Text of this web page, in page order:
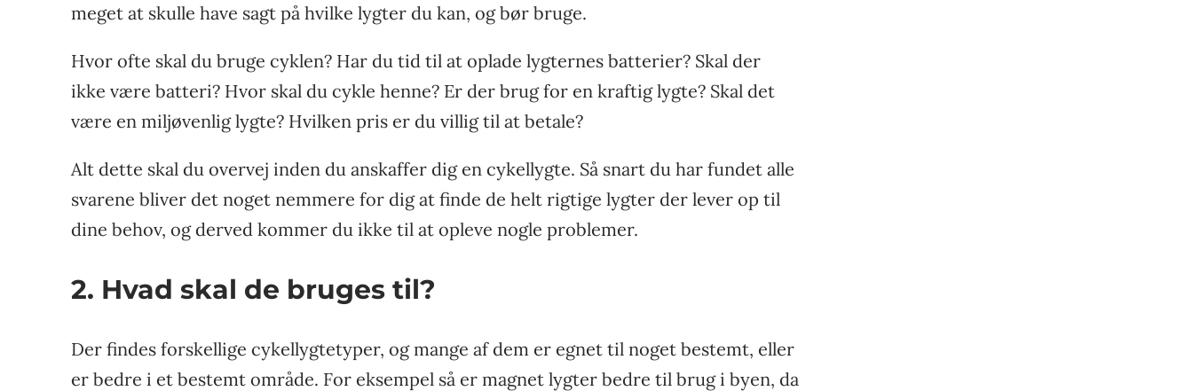
meget at skulle have sagt på hvilke lygter du kan, og bør bruge.
Hvor ofte skal du bruge cyklen? Har du tid til at oplade lygternes batterier? Skal der
ikke være batteri? Hvor skal du cykle henne? Er der brug for en kraftig lygte? Skal det
være en miljøvenlig lygte? Hvilken pris er du villig til at betale?
Alt dette skal du overvej inden du anskaffer dig en cykellygte. Så snart du har fundet alle
svarene bliver det noget nemmere for dig at finde de helt rigtige lygter der lever op til
dine behov, og derved kommer du ikke til at opleve nogle problemer.
2. Hvad skal de bruges til?
Der findes forskellige cykellygtetyper, og mange af dem er egnet til noget bestemt, eller
er bedre i et bestemt område. For eksempel så er magnet lygter bedre til brug i byen, da